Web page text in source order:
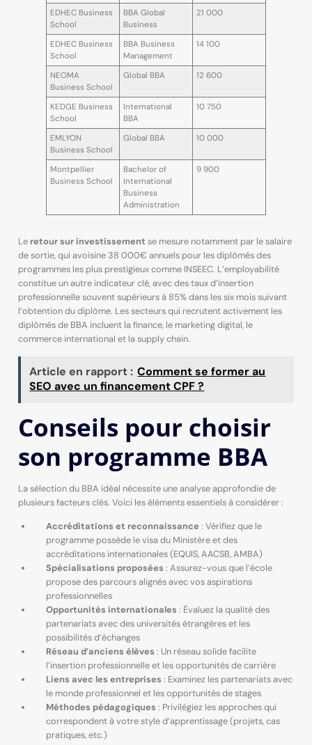
EDHEC Business
School
BBA Global
Business
21 000
EDHEC Business
School
BBA Business
Management
14 100
NEOMA
Business School
Global BBA 12 600
KEDGE Business
School
International
BBA
10 750
EMLYON
Business School
Global BBA 10 000
Montpellier
Business School
Bachelor of
International
Business
Administration
9 900
Le retour sur investissement se mesure notamment par le salaire
de sortie, qui avoisine 38 000€ annuels pour les diplômés des
programmes les plus prestigieux comme INSEEC. L’employabilité
constitue un autre indicateur clé, avec des taux d’insertion
professionnelle souvent supérieurs à 85% dans les six mois suivant
l’obtention du diplôme. Les secteurs qui recrutent activement les
diplômés de BBA incluent la finance, le marketing digital, le
commerce international et la supply chain.
Article en rapport : Comment se former au
SEO avec un financement CPF ?
Conseils pour choisir
son programme BBA
La sélection du BBA idéal nécessite une analyse approfondie de
plusieurs facteurs clés. Voici les éléments essentiels à considérer :
Accréditations et reconnaissance : Vérifiez que le
programme possède le visa du Ministère et des
accréditations internationales (EQUIS, AACSB, AMBA)
Spécialisations proposées : Assurez-vous que l’école
propose des parcours alignés avec vos aspirations
professionnelles
Opportunités internationales : Évaluez la qualité des
partenariats avec des universités étrangères et les
possibilités d’échanges
Réseau d’anciens élèves : Un réseau solide facilite
l’insertion professionnelle et les opportunités de carrière
Liens avec les entreprises : Examinez les partenariats avec
le monde professionnel et les opportunités de stages
Méthodes pédagogiques : Privilégiez les approches qui
correspondent à votre style d’apprentissage (projets, cas
pratiques, etc.)